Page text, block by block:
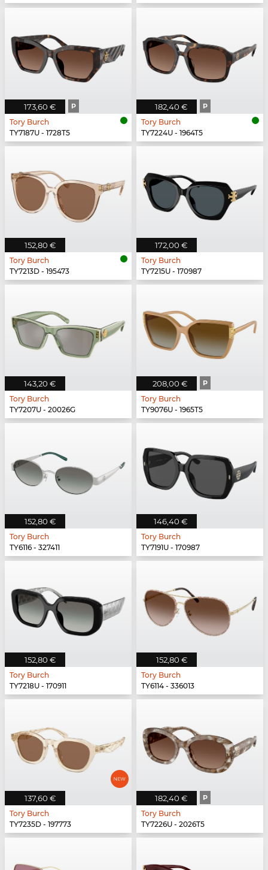
173,60 € P
Tory Burch
TY7187U - 1728T5
182,40 € P
Tory Burch
TY7224U - 1964T5
152,80 €
Tory Burch
TY7213D - 195473
172,00 €
Tory Burch
TY7215U - 170987
143,20 €
Tory Burch
TY7207U - 20026G
208,00 € P
Tory Burch
TY9076U - 1965T5
152,80 €
Tory Burch
TY6116 - 327411
146,40 €
Tory Burch
TY7191U - 170987
152,80 €
Tory Burch
TY7218U - 170911
152,80 €
Tory Burch
TY6114 - 336013
137,60 €
Tory Burch
TY7235D - 197773
182,40 € P
Tory Burch
TY7226U - 2026T5